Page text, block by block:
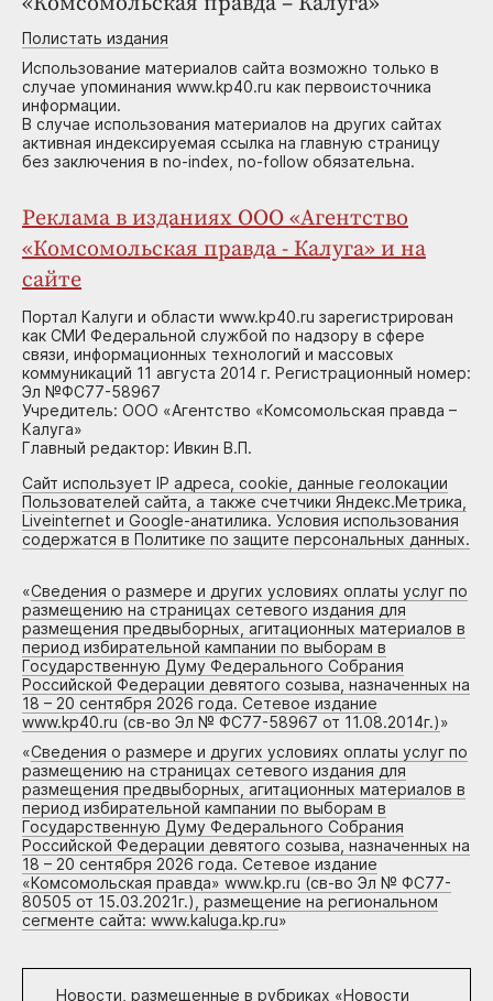
Полистать издания
Использование материалов сайта возможно только в
случае упоминания www.kp40.ru как первоисточника
информации.
В случае использования материалов на других сайтах
активная индексируемая ссылка на главную страницу
без заключения в no-index, no-follow обязательна.
Реклама в изданиях ООО «Агентство
«Комсомольская правда - Калуга» и на
сайте
Портал Калуги и области www.kp40.ru зарегистрирован
как СМИ Федеральной службой по надзору в сфере
связи, информационных технологий и массовых
коммуникаций 11 августа 2014 г. Регистрационный номер:
Эл №ФС77-58967
Учредитель: ООО «Агентство «Комсомольская правда –
Калуга»
Главный редактор: Ивкин В.П.
Сайт использует IP адреса, cookie, данные геолокации
Пользователей сайта, а также счетчики Яндекс.Метрика,
Liveinternet и Google-анатилика. Условия использования
содержатся в Политике по защите персональных данных.
«Сведения о размере и других условиях оплаты услуг по
размещению на страницах сетевого издания для
размещения предвыборных, агитационных материалов в
период избирательной кампании по выборам в
Государственную Думу Федерального Собрания
Российской Федерации девятого созыва, назначенных на
18 – 20 сентября 2026 года. Сетевое издание
www.kp40.ru (св-во Эл № ФС77-58967 от 11.08.2014г.)»
«Сведения о размере и других условиях оплаты услуг по
размещению на страницах сетевого издания для
размещения предвыборных, агитационных материалов в
период избирательной кампании по выборам в
Государственную Думу Федерального Собрания
Российской Федерации девятого созыва, назначенных на
18 – 20 сентября 2026 года. Сетевое издание
«Комсомольская правда» www.kp.ru (св-во Эл № ФС77-
80505 от 15.03.2021г.), размещение на региональном
сегменте сайта: www.kaluga.kp.ru»
Новости, размещенные в рубриках «Новости